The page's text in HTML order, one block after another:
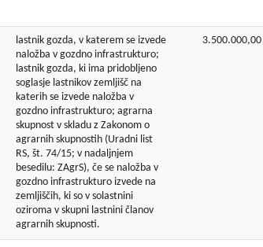
lastnik gozda, v katerem se izvede
naložba v gozdno infrastrukturo;
lastnik gozda, ki ima pridobljeno
soglasje lastnikov zemljišč na
katerih se izvede naložba v
gozdno infrastrukturo; agrarna
skupnost v skladu z Zakonom o
agrarnih skupnostih (Uradni list
RS, št. 74/15; v nadaljnjem
besedilu: ZAgrS), če se naložba v
gozdno infrastrukturo izvede na
zemljiščih, ki so v solastnini
oziroma v skupni lastnini članov
agrarnih skupnosti.
3.500.000,00